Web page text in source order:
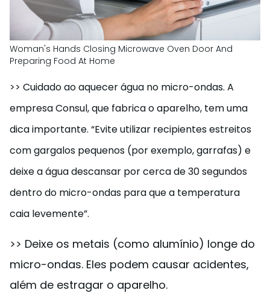
Woman's Hands Closing Microwave Oven Door And
Preparing Food At Home
>> Cuidado ao aquecer água no micro-ondas. A
empresa Consul, que fabrica o aparelho, tem uma
dica importante. “Evite utilizar recipientes estreitos
com gargalos pequenos (por exemplo, garrafas) e
deixe a água descansar por cerca de 30 segundos
dentro do micro-ondas para que a temperatura
caia levemente”.
>> Deixe os metais (como alumínio) longe do
micro-ondas. Eles podem causar acidentes,
além de estragar o aparelho.